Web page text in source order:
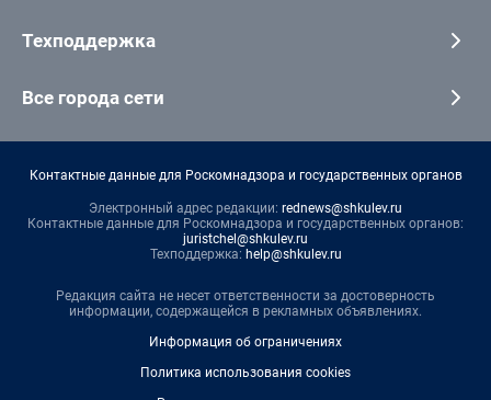
Техподдержка
Все города сети
Контактные данные для Роскомнадзора и государственных органов
Электронный адрес редакции: rednews@shkulev.ru
Контактные данные для Роскомнадзора и государственных органов:
juristchel@shkulev.ru
Техподдержка: help@shkulev.ru
Редакция сайта не несет ответственности за достоверность
информации, содержащейся в рекламных объявлениях.
Информация об ограничениях
Политика использования cookies